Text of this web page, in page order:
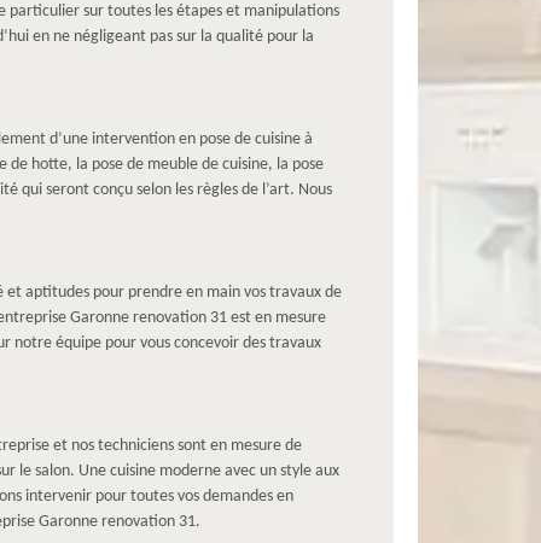
particulier sur toutes les étapes et manipulations
en ne négligeant pas sur la qualité pour la
d’une intervention en pose de cuisine à
hotte, la pose de meuble de cuisine, la pose
qui seront conçu selon les règles de l’art. Nous
et aptitudes pour prendre en main vos travaux de
Garonne renovation 31 est en mesure
notre équipe pour vous concevoir des travaux
et nos techniciens sont en mesure de
le salon. Une cuisine moderne avec un style aux
intervenir pour toutes vos demandes en
Garonne renovation 31.